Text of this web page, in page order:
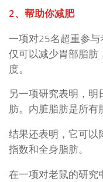
2、帮助你减肥
一项对25名超重参
仅可以减少胃部脂肪
度。
另一项研究表明，明
肪。内脏脂肪是所有
结果还表明，它可以
指数和全身脂肪。
在一项对老鼠的研究